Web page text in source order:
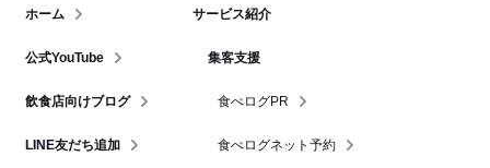
ホーム
公式YouTube
飲食店向けブログ
LINE友だち追加
サービス紹介
集客支援
食べログPR
食べログネット予約